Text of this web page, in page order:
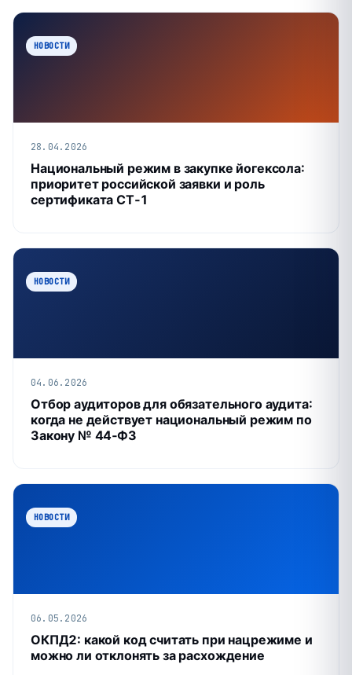
НОВОСТИ
28.04.2026
Национальный режим в закупке йогексола:
приоритет российской заявки и роль
сертификата СТ‑1
НОВОСТИ
04.06.2026
Отбор аудиторов для обязательного аудита:
когда не действует национальный режим по
Закону № 44‑ФЗ
НОВОСТИ
06.05.2026
ОКПД2: какой код считать при нацрежиме и
можно ли отклонять за расхождение